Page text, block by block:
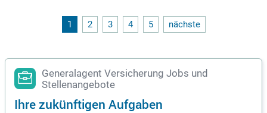
1 2 3 4 5 nächste
Generalagent Versicherung Jobs und
Stellenangebote
Ihre zukünftigen Aufgaben